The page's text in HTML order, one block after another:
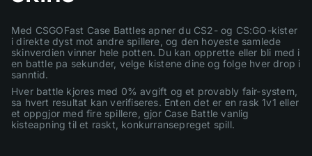
Med CSGOFast Case Battles apner du CS2- og CS:GO-kister
i direkte dyst mot andre spillere, og den hoyeste samlede
skinverdien vinner hele potten. Du kan opprette eller bli med i
en battle pa sekunder, velge kistene dine og folge hver drop i
sanntid.
Hver battle kjores med 0% avgift og et provably fair-system,
sa hvert resultat kan verifiseres. Enten det er en rask 1v1 eller
et oppgjor med fire spillere, gjor Case Battle vanlig
kisteapning til et raskt, konkurransepreget spill.